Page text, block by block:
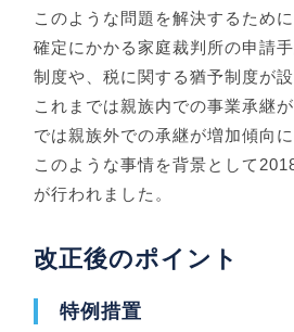
このような問題を解決するため
確定にかかる家庭裁判所の申請
制度や、税に関する猶予制度が設
これまでは親族内での事業承継
では親族外での承継が増加傾向に
このような事情を背景として
が行われました。
改正後のポイント
特例措置